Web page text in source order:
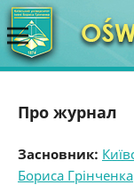
Про журнал
Засновник:
Бориса Грінченка